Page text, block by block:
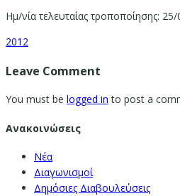
Ημ/νία τελευταίας τροποποίησης:
2012
Leave Comment
You must be logged in to post a
Ανακοινώσεις
Νέα
Διαγωνισμοί
Δημόσιες Διαβουλεύσεις